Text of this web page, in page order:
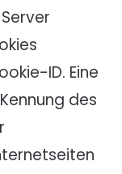
ID. Eine
des